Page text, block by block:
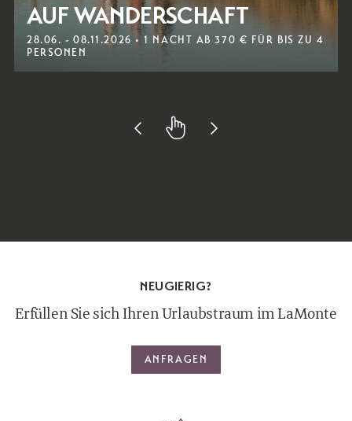
AUF WANDERSCHAFT
28.06. - 08.11.2026 • 1 NACHT AB 370 € FÜR BIS ZU 4
PERSONEN
NEUGIERIG?
Erfüllen Sie sich Ihren Urlaubstraum im LaMonte
ANFRAGEN